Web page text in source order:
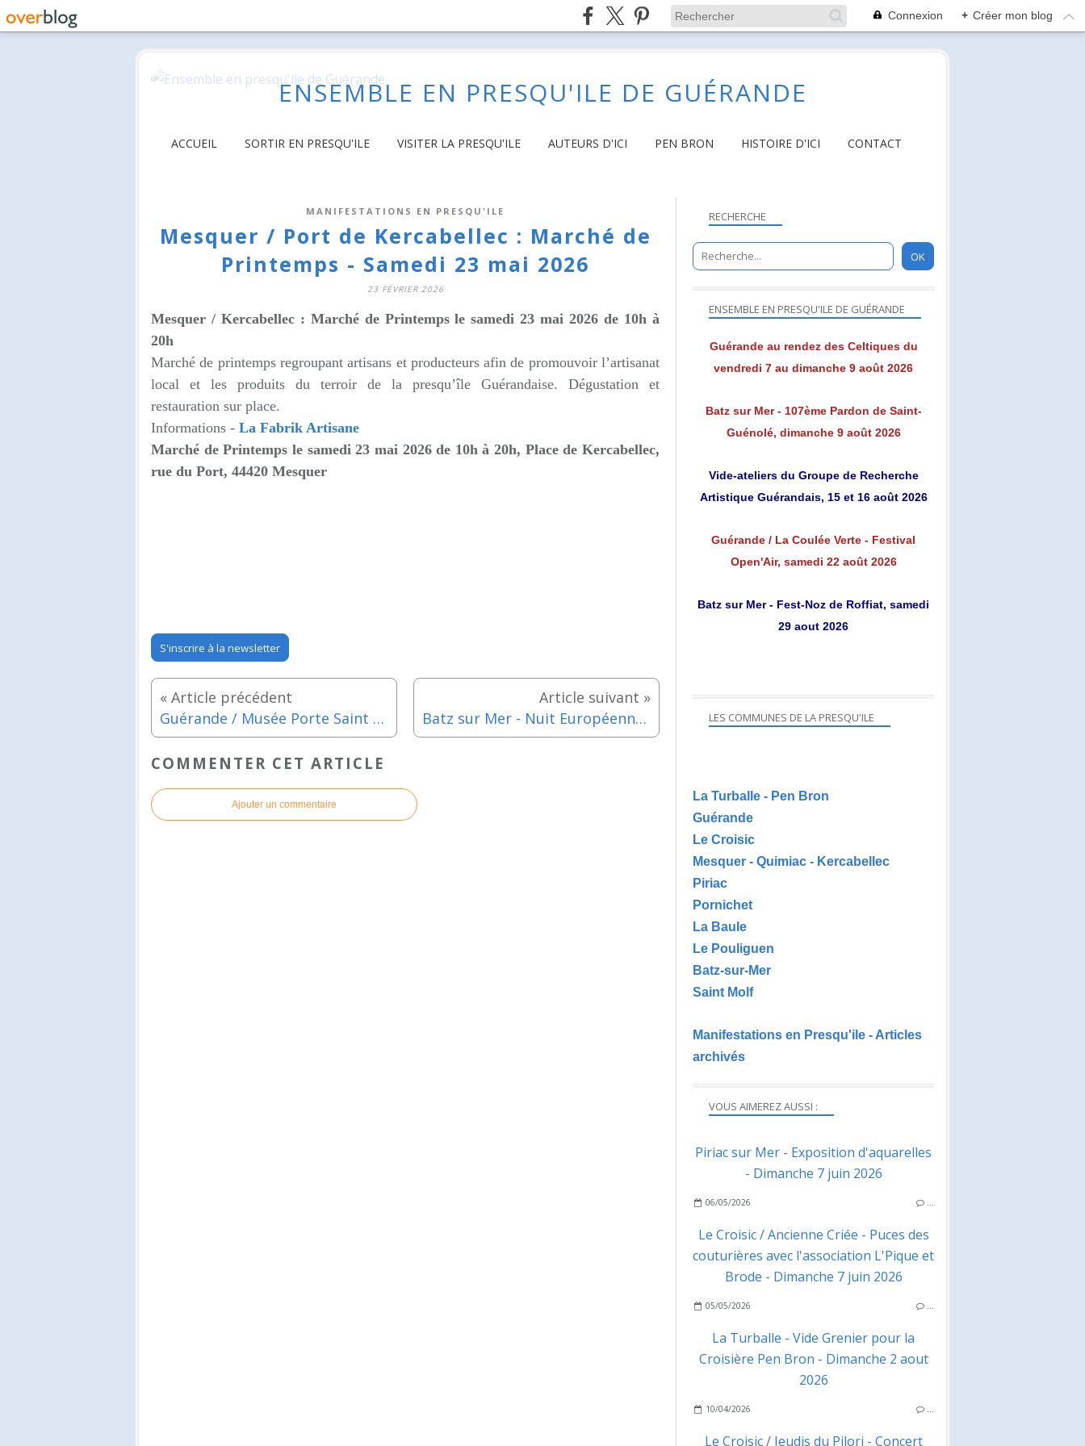
Connexion + Créer mon blog
ENSEMBLE EN PRESQU'ILE DE GUÉRANDE
ACCUEIL SORTIR EN PRESQU'ILE VISITER LA PRESQU'ILE AUTEURS D'ICI PEN BRON HISTOIRE D'ICI CONTACT
MANIFESTATIONS EN PRESQU'ILE
Mesquer / Port de Kercabellec : Marché de
Printemps - Samedi 23 mai 2026
23 FÉVRIER 2026
Mesquer / Kercabellec : Marché de Printemps le samedi 23 mai 2026 de 10h à
20h
Marché de printemps regroupant artisans et producteurs afin de promouvoir l’artisanat
local et les produits du terroir de la presqu’île Guérandaise. Dégustation et
restauration sur place.
Informations - La Fabrik Artisane
Marché de Printemps le samedi 23 mai 2026 de 10h à 20h, Place de Kercabellec,
rue du Port, 44420 Mesquer
S'inscrire à la newsletter
Guérande / Musée Porte Saint Michel - 22ème édition de La nuit des musées - Samedi 23 mai 2026 Batz sur Mer - Nuit Européenne des Musées - "La mystérieuse affaire des marais salants"- Samedi 23 mai 2026
COMMENTER CET ARTICLE
Ajouter un commentaire
RECHERCHE
VOUS AIMEREZ AUSSI :
Piriac sur Mer - Exposition d'aquarelles
- Dimanche 7 juin 2026
06/05/2026 …
Le Croisic / Ancienne Criée - Puces des
couturières avec l'association L'Pique et
Brode - Dimanche 7 juin 2026
05/05/2026 …
La Turballe - Vide Grenier pour la
Croisière Pen Bron - Dimanche 2 aout
2026
10/04/2026 …
Le Croisic / Jeudis du Pilori - Concert
ENSEMBLE EN PRESQU'ILE DE GUÉRANDE
Guérande au rendez des Celtiques du
vendredi 7 au dimanche 9 août 2026
Batz sur Mer - 107ème Pardon de Saint-
Guénolé, dimanche 9 août 2026
Vide-ateliers du Groupe de Recherche
Artistique Guérandais, 15 et 16 août 2026
Guérande / La Coulée Verte - Festival
Open'Air, samedi 22 août 2026
Batz sur Mer - Fest-Noz de Roffiat, samedi
29 aout 2026
LES COMMUNES DE LA PRESQU'ILE
La Turballe - Pen Bron
Guérande
Le Croisic
Mesquer - Quimiac - Kercabellec
Piriac
Pornichet
La Baule
Le Pouliguen
Batz-sur-Mer
Saint Molf
Manifestations en Presqu'ile - Articles
archivés